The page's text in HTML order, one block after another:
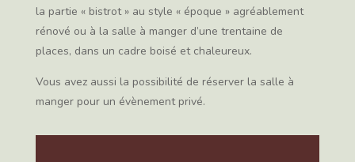
la partie « bistrot » au style « époque » agréablement
rénové ou à la salle à manger d’une trentaine de
places, dans un cadre boisé et chaleureux.
Vous avez aussi la possibilité de réserver la salle à
manger pour un évènement privé.